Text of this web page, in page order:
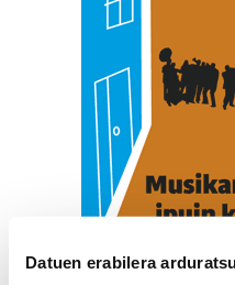
Datuen erabilera